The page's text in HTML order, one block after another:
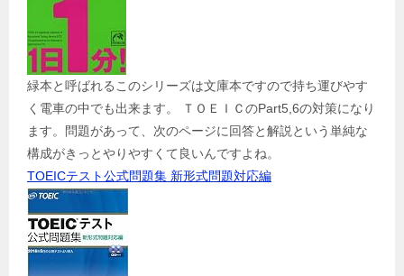
緑本と呼ばれるこのシリーズは文庫本ですので持ち運びやす
く電車の中でも出来ます。 ＴＯＥＩＣのPart5,6の対策になり
ます。問題があって、次のページに回答と解説という単純な
構成がきっとやりやすくて良いんですよね。
TOEICテスト公式問題集 新形式問題対応編